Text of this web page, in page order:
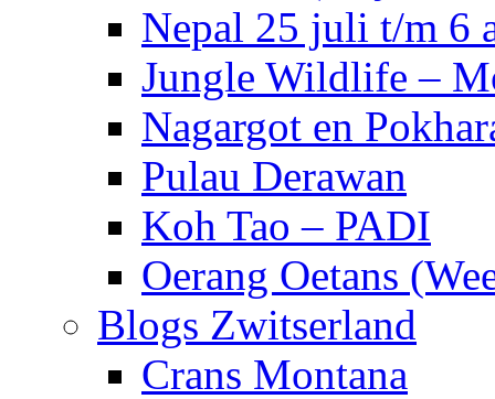
Nepal 25 juli t/m 6
Jungle Wildlife –
Nagargot en
Pulau Derawan
Koh Tao – PADI
Oerang Oetans
Blogs Zwitserland
Crans Montana